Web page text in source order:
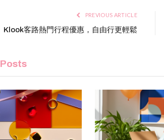
PREVIOUS ARTICLE
Klook客路熱門行程優惠，自由行更輕鬆
Posts